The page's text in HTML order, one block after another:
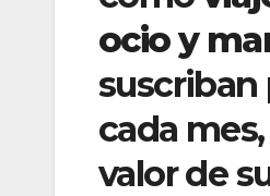
ocio y
suscriban
cada
valor de